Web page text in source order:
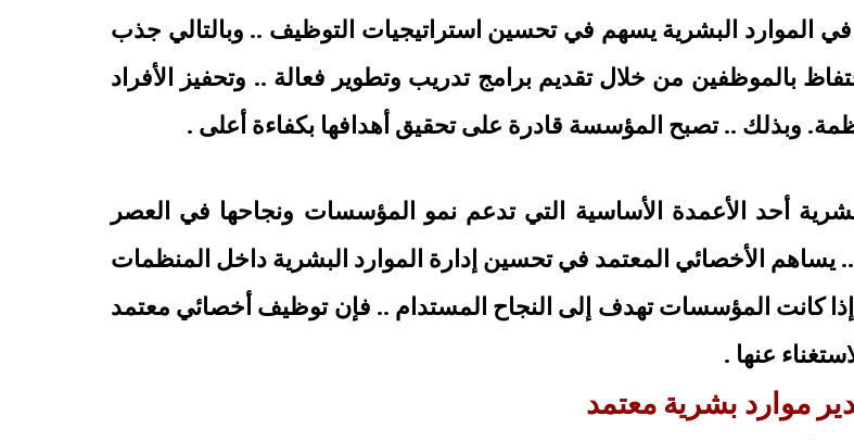
الموارد البشرية يسهم في تحسين استراتيجيات التوظيف .. وبالتالي جذب
بالموظفين من خلال تقديم برامج تدريب وتطوير فعالة .. وتحفيز الأفراد
وبذلك .. تصبح المؤسسة قادرة على تحقيق أهدافها بكفاءة أعلى .
أحد الأعمدة الأساسية التي تدعم نمو المؤسسات ونجاحها في العصر
يساهم الأخصائي المعتمد في تحسين إدارة الموارد البشرية داخل المنظمات
إذا كانت المؤسسات تهدف إلى النجاح المستدام .. فإن توظيف أخصائي معتمد
عنها .
موارد بشرية معتمد